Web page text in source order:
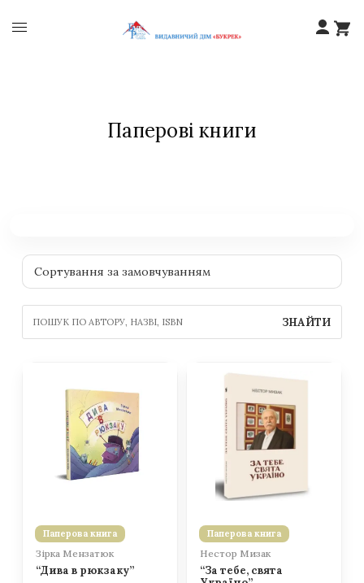
Паперові книги
ЗНАЙТИ
Паперова книга
Зірка Мензатюк
“Дива в рюкзаку”
Паперова книга
Нестор Мизак
“За тебе, свята